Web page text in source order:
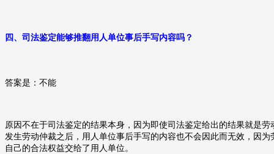
四、 司法鉴定能够推翻用人单位事后手写内容吗？
答案是：不能
原因不在于司法鉴定的结果本身，因为即使司法鉴定给出的结果就是
发生劳动仲裁之后，用人单位事后手写的内容也不会因此而无效，因
自己的合法权益交给了用人单位。